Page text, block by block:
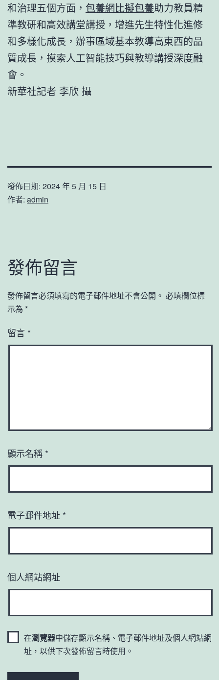
和治理五個方面， 包養網比擬包養助力教員精
準教研和高效講堂講授，增進先生特性化進修
和多樣化成長，辦事區域基本教導高東西的品
質成長，摸索人工智能技巧與教導講授深度融
會。
新華社記者 李欣 攝
發佈日期: 2024 年 5 月 15 日
作者: admin
發佈留言
發佈留言必須填寫的電子郵件地址不會公開。 必填欄位標
示為 *
留言 *
顯示名稱 *
電子郵件地址 *
個人網站網址
在瀏覽器中儲存顯示名稱、電子郵件地址及個人網站網
址，以供下次發佈留言時使用。